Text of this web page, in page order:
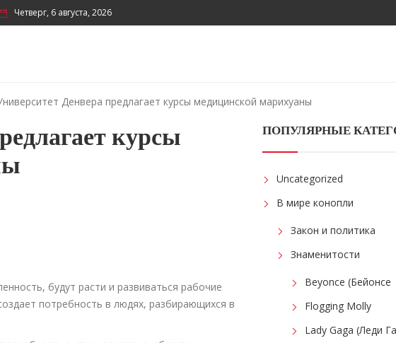
Четверг, 6 августа, 2026
Денвера предлагает курсы медицинской марихуаны
курсы
будут расти и развиваться рабочие
потребность в людях, разбирающихся в
ПОПУЛЯРНЫЕ
Uncategorized
В мире конопли
Закон и политика
Знаменитости
Beyonce (Бейонсе
Flogging Molly
Lady Gaga (Леди